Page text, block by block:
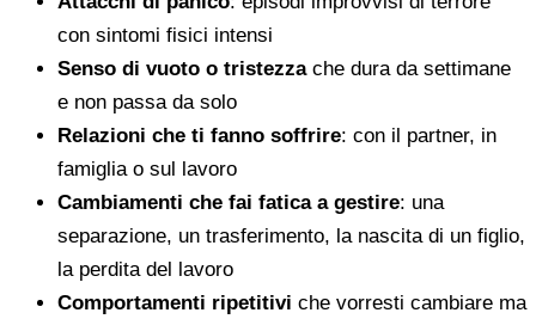
con sintomi fisici intensi
Senso di vuoto o tristezzache dura da settimane
e non passa da solo
Relazioni che ti fanno soffrire: con il partner, in
famiglia o sul lavoro
Cambiamenti che fai fatica a gestire: una
separazione, un trasferimento, la nascita di un figlio,
la perdita del lavoro
Comportamenti ripetitivi che vorresti cambiare ma